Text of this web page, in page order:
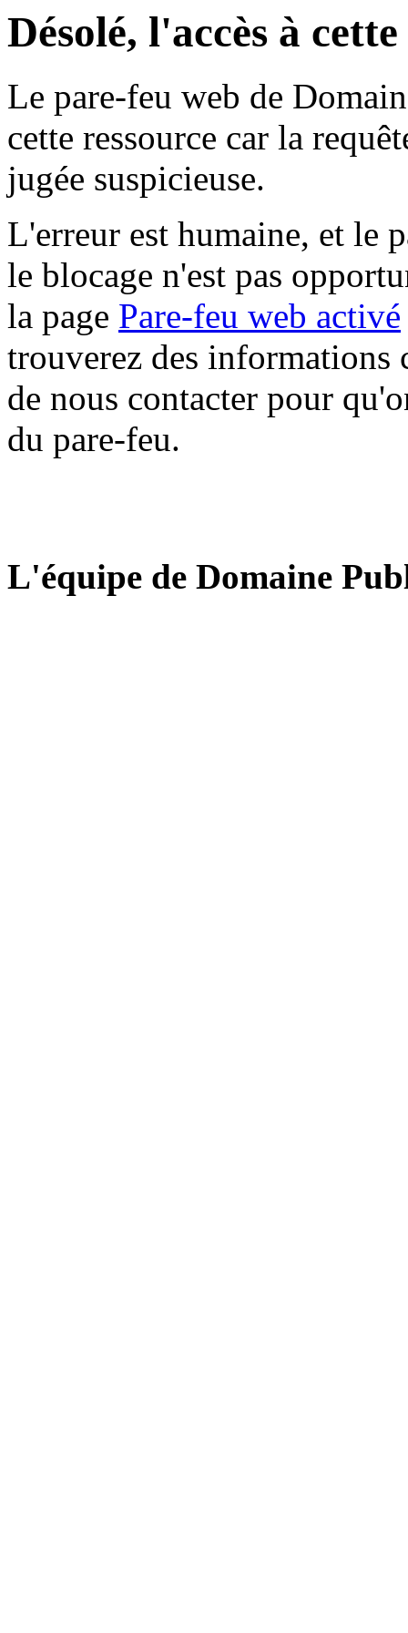
Désolé, l'accès à
Le pare-feu web de
cette ressource car la
jugée suspicieuse.
L'erreur est humaine, et le
le blocage n'est pas
la page Pare-feu web activé
trouverez des informations
de nous contacter pour
du pare-feu.
L'équipe de Domaine